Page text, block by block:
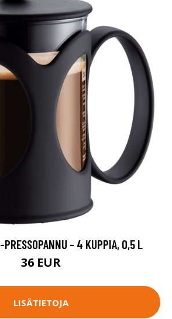
PRESSOPANNU - 4 KUPPIA, 0,5 L
36 EUR
LISÄTIETOJA